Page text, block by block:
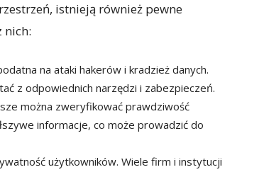
istnieją również pewne
nich:
na ataki hakerów i kradzież danych.
z odpowiednich narzędzi i zabezpieczeń.
można zweryfikować prawdziwość
informacje, co może prowadzić do
użytkowników. Wiele firm i instytucji